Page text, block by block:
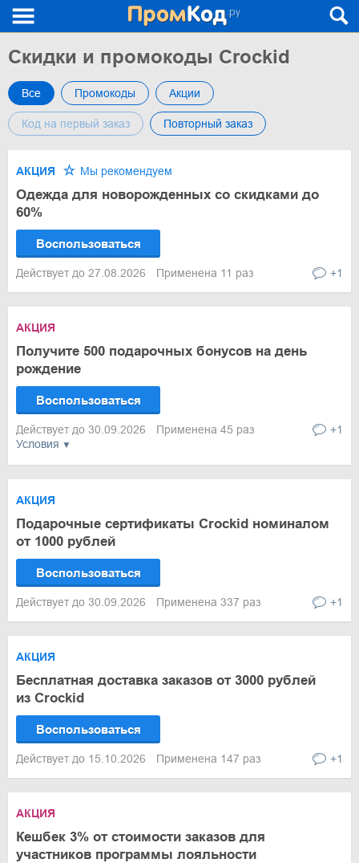
Скидки и промокоды Crockid
Все Промокоды Акции
Код на первый заказ Повторный заказ
АКЦИЯ Мы рекомендуем
Одежда для новорожденных со скидками до
60%
Воспользоваться
Действует до 27.08.2026 Применена 11 раз +1
Условия
АКЦИЯ
Получите 500 подарочных бонусов на день
рождение
Воспользоваться
Действует до 30.09.2026 Применена 45 раз +1
АКЦИЯ
Подарочные сертификаты Crockid номиналом
от 1000 рублей
Воспользоваться
Действует до 30.09.2026 Применена 337 раз +1
АКЦИЯ
Бесплатная доставка заказов от 3000 рублей
из Crockid
Воспользоваться
Действует до 15.10.2026 Применена 147 раз +1
АКЦИЯ
Кешбек 3% от стоимости заказов для
участников программы лояльности